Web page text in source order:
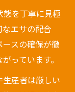
態を丁寧に見極
エサの配合
スの確保が徹
っています。
産者は厳しい